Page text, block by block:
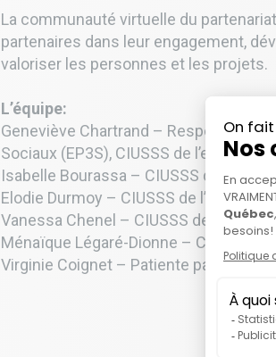
La communauté virtuelle du
partenaires dans leur engagement,
valoriser les personnes et les projets.
L’équipe:
Geneviève Chartrand – Responsable
Sociaux (EP3S), CIUSSS de l’est de
Isabelle Bourassa – CIUSSS de l’est
Elodie Durmoy – CIUSSS de l’est de
Vanessa Chenel – CIUSSS de l’est de
Ménaïque Légaré-Dionne – CIUSSS de
Virginie Coignet – Patiente partenaire